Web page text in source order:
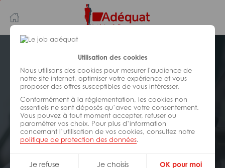
Utilisation des cookies
Nous utilisons des cookies pour mesurer l'audience de
notre site internet, optimiser votre expérience et vous
proposer des offres susceptibles de vous intéresser.
Conformément à la réglementation, les cookies non
essentiels ne sont déposés qu’avec votre consentement.
Vous pouvez à tout moment accepter, refuser ou
paramétrer vos choix. Pour plus d’information
concernant l’utilisation de vos cookies, consultez notre
politique de protection des données.
Je refuse Je choisis OK pour moi
au
contenu
principal
navigation
INDUSTRIE/FABRICATION/
TRANSFORMATION
Réf : Z89-311648
Ingénieur méthodes &
industrialisation H/F